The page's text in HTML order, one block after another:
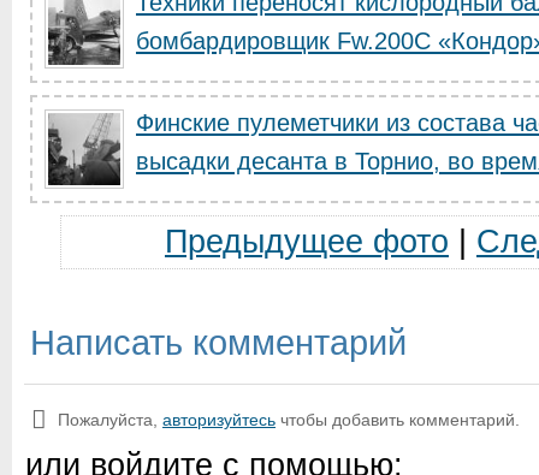
бомбардировщик Fw.200С
Финские пулеметчики из состава
высадки десанта в Торнио, во
Предыдущее фото
Написать комментарий
Пожалуйста, авторизуйтесь чтобы добавить комментарий.
или войдите с помощью: